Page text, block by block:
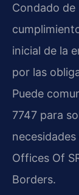
Condado de
inicial de la
por las
Puede
7747 para
Offices Of
Borders.